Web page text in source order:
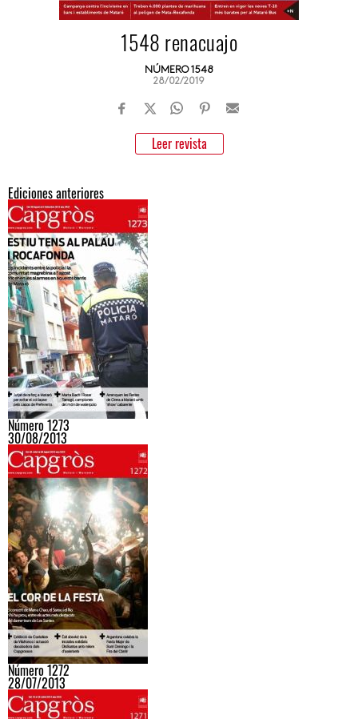
1548 renacuajo
NÚMERO 1548
28/02/2019
Leer revista
Ediciones anteriores
Número 1273
30/08/2013
Número 1272
28/07/2013